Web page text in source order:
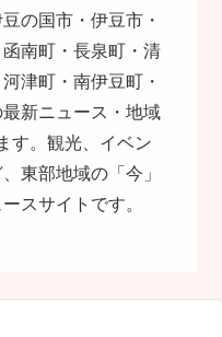
の国市・伊豆市・
南町・長泉町・清
津町・南伊豆町・
新ニュース・地域
す。観光、イベン
東部地域の「今」
スサイトです。